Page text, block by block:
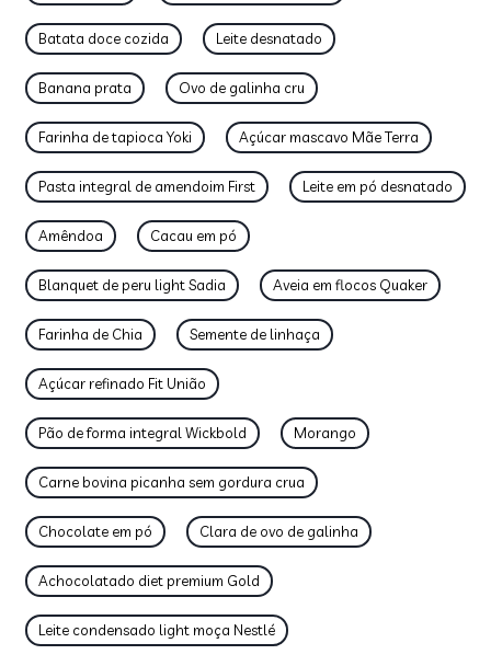
Batata doce cozida Leite desnatado
Banana prata Ovo de galinha cru
Farinha de tapioca Yoki Açúcar mascavo Mãe Terra
Pasta integral de amendoim First Leite em pó desnatado
Amêndoa Cacau em pó
Blanquet de peru light Sadia Aveia em flocos Quaker
Farinha de Chia Semente de linhaça
Açúcar refinado Fit União
Pão de forma integral Wickbold Morango
Carne bovina picanha sem gordura crua
Chocolate em pó Clara de ovo de galinha
Achocolatado diet premium Gold
Leite condensado light moça Nestlé